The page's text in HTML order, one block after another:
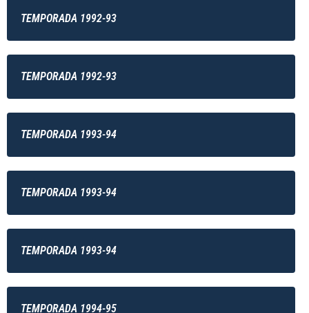
TEMPORADA 1992-93
TEMPORADA 1992-93
TEMPORADA 1993-94
TEMPORADA 1993-94
TEMPORADA 1993-94
TEMPORADA 1994-95